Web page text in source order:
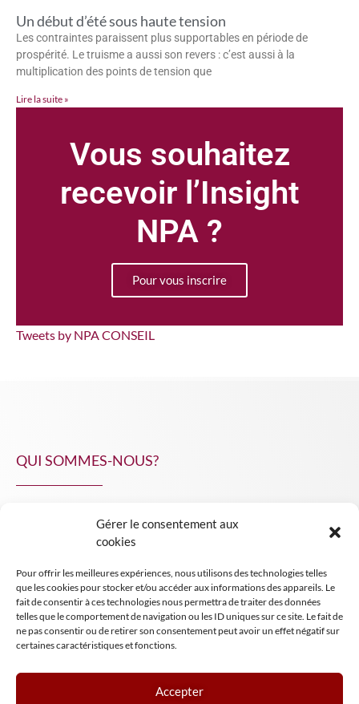
Gérer le consentement aux
cookies
Pour offrir les meilleures expériences, nous utilisons des technologies telles
que les cookies pour stocker et/ou accéder aux informations des appareils. Le
fait de consentir à ces technologies nous permettra de traiter des données
telles que le comportement de navigation ou les ID uniques sur ce site. Le fait de
ne pas consentir ou de retirer son consentement peut avoir un effet négatif sur
certaines caractéristiques et fonctions.
Accepter
Un début d’été sous haute tension
Les contraintes paraissent plus supportables en période de
prospérité. Le truisme a aussi son revers : c’est aussi à la
multiplication des points de tension que
Lire la suite »
Vous souhaitez
recevoir l’Insight
NPA ?
Pour vous inscrire
Tweets by NPA CONSEIL
QUI SOMMES-NOUS?
INSIGHT NPA